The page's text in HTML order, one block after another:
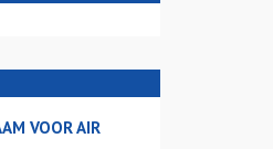
VOOR AIR